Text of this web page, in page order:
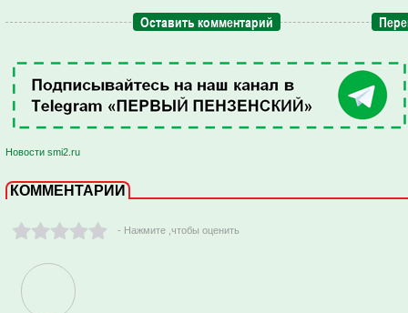
Оставить комментарий
Новости smi2.ru
КОММЕНТАРИИ
- Нажмите ,чтобы оценить